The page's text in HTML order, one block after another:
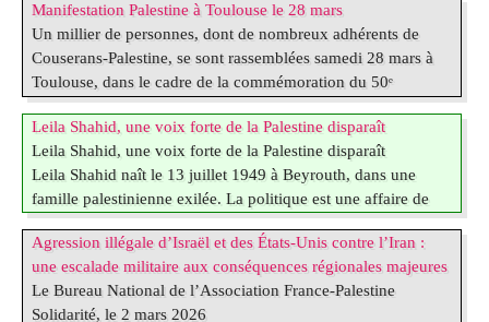
particulièrement (…)
ans en Ariège : pour le respect du Droit international, en
particulier des résolutions de l’ONU pour l’instauration d’un
État palestinien indépendant, avec Jérusalem-Est comme
capitale, dans les frontières d’avant la « guerre des six
jours », et Droit au retour (…)
Manifestation Palestine à Toulouse le 28 mars
Un millier de personnes, dont de nombreux adhérents de
Couserans-Palestine, se sont rassemblées samedi 28 mars à
Toulouse, dans le cadre de la commémoration du 50ᵉ
anniversaire de la journée de la Terre : le 30 mars 1976, 6
Palestinien·ne·s d’Israël ont été assassiné·e·s lors d’une
manifestation non-violente contre le vol incessant de leurs
terres par le colonialisme de peuplement.
La politique génocidaire, colonialiste et suprémaciste du
gouvernement israélien, continue de nier (…)
Leila Shahid, une voix forte de la Palestine disparaît
Leila Shahid, une voix forte de la Palestine disparaît
Leila Shahid naît le 13 juillet 1949 à Beyrouth, dans une
famille palestinienne exilée. La politique est une affaire de
famille : sa mère est la petite-fille du maire de Jérusalem sous
l’Empire ottoman, son cousin Abd al-Kader al-Husseini
meurt en combattant palestinien en 1948, et son père,
médecin et professeur à l’Université américaine de Beyrouth,
milite contre l’occupation israélienne. Forcée de quitter la
Agression illégale d’Israël et des États-Unis contre l’Iran :
une escalade militaire aux conséquences régionales majeures
Le Bureau National de l’Association France-Palestine
Solidarité, le 2 mars 2026